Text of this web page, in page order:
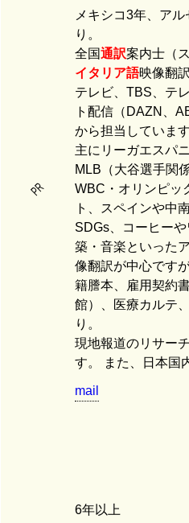
PR
メキシコ3年、ア
り。
全国通訳案内士（
イタリア語映像翻
テレビ、TBS、テ
ト配信（DAZN、
から担当しています
主にリーガエスパ
MLB（大谷選手関
WBC・オリンピッ
ト、スペインや中
SDGs、コーヒー
築・音楽といった
像翻訳が中心です
籍謄本、雇用契約
館）、医療カルテ
り。
現地報道のリサー
す。 また、日本国
mail
6年以上